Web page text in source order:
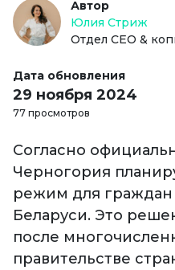
Автор
Юлия Стриж
Отдел СЕО &
Дата обновления
29 ноября 2024
77 просмотров
Согласно
Черногория
режим для граждан
Беларуси. Это
после
правительстве